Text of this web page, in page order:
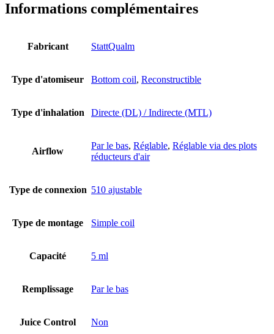
Informations complémentaires
Fabricant StattQualm
Type d'atomiseur Bottom coil, Reconstructible
Type d'inhalation Directe (DL) / Indirecte (MTL)
Airflow
Par le bas, Réglable, Réglable via des plots
réducteurs d'air
Type de connexion 510 ajustable
Type de montage Simple coil
Capacité 5 ml
Remplissage Par le bas
Juice Control Non